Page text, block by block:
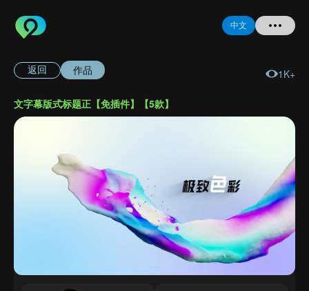
中文
忘记密码
返回 作品 1K+
文字幕版式标题正【免插件】【5款】